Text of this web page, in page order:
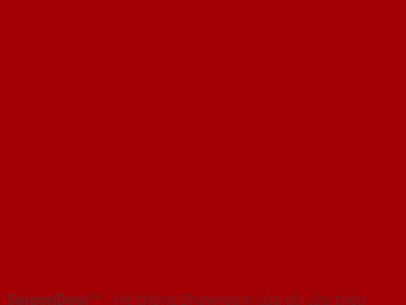
SaigonDoor™ - Hệ thống Showroom cửa gỗ cửa thép